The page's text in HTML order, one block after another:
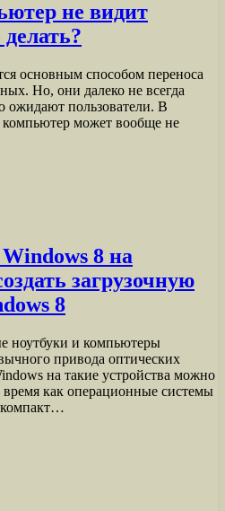
не видит
основным способом переноса
Но, они далеко не всегда
ожидают пользователи. В
компьютер может вообще не
8 на
загрузочную
8
ноутбуки и компьютеры
привода оптических
на такие устройства можно
как операционные системы
компакт…